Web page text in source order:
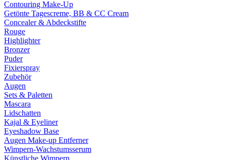
Contouring Make-Up
Getönte Tagescreme, BB & CC Cream
Concealer & Abdeckstifte
Rouge
Highlighter
Bronzer
Puder
Fixierspray
Zubehör
Augen
Sets & Paletten
Mascara
Lidschatten
Kajal & Eyeliner
Eyeshadow Base
Augen Make-up Entferner
Wimpern-Wachstumsserum
Künstliche Wimpern